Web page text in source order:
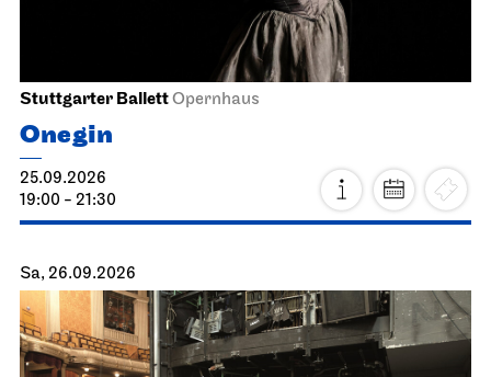
Stuttgarter BallettOpernhaus
Onegin
25.09.2026
19:00 - 21:30
Sa, 26.09.2026